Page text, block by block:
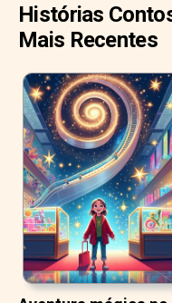
Histórias
Mais Recentes